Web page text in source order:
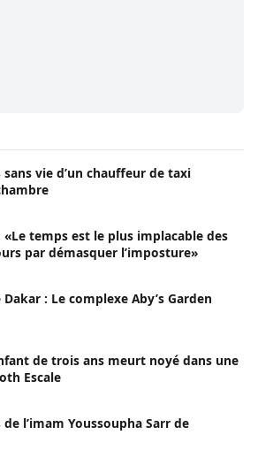
vie d’un chauffeur de taxi
«Le temps est le plus implacable des
par démasquer l’imposture»
: Le complexe Aby’s Garden
de trois ans meurt noyé dans une
Escale
l’imam Youssoupha Sarr de